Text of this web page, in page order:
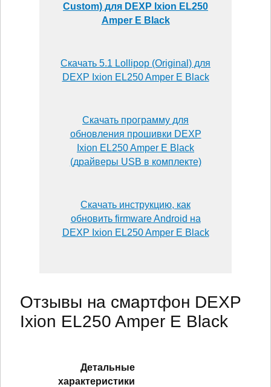
Custom) для DEXP Ixion EL250
Amper E Black
Скачать 5.1 Lollipop (Original) для
DEXP Ixion EL250 Amper E Black
Скачать программу для
обновления прошивки DEXP
Ixion EL250 Amper E Black
(драйверы USB в комплекте)
Скачать инструкцию, как
обновить firmware Android на
DEXP Ixion EL250 Amper E Black
Отзывы на смартфон DEXP
Ixion EL250 Amper E Black
Детальные
характеристики